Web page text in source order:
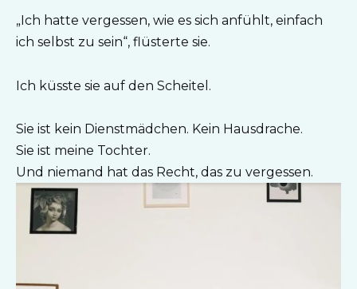
„Ich hatte vergessen, wie es sich anfühlt, einfach
ich selbst zu sein“, flüsterte sie.
Ich küsste sie auf den Scheitel.
Sie ist kein Dienstmädchen. Kein Hausdrache.
Sie ist meine Tochter.
Und niemand hat das Recht, das zu vergessen.